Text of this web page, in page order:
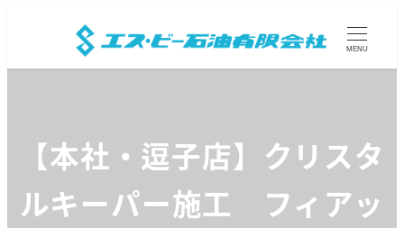
MENU
【本社・逗子店】クリスタ
ルキーパー施工 フィアッ